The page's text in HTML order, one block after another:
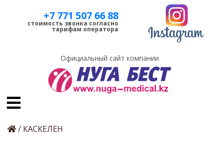
Официальный сайт компании
+7 771 507 66 88
стоимость звонка согласно
тарифам оператора
/ КАСКЕЛЕН